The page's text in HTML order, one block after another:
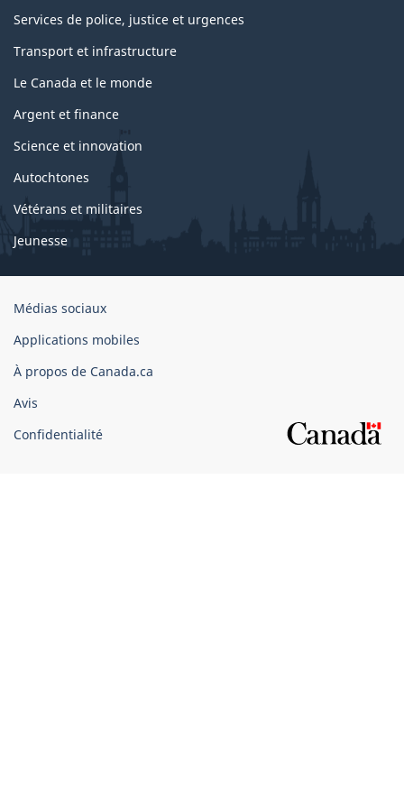
Services de police, justice et urgences
Transport et infrastructure
Le Canada et le monde
Argent et finance
Science et innovation
Autochtones
Vétérans et militaires
Jeunesse
Organisation
gouvernement
du
Canada
Médias sociaux
Applications mobiles
À propos de Canada.ca
Avis
Confidentialité